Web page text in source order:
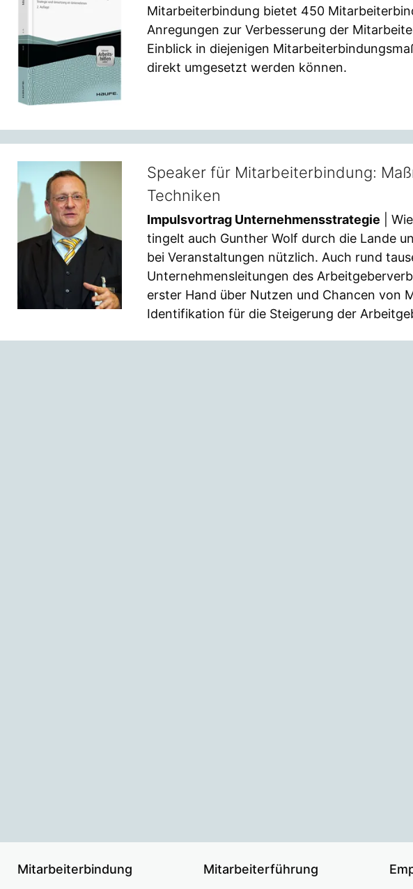
Mitarbeiterbindung bietet 450
Anregungen zur Verbesserung der
Einblick in diejenigen
direkt umgesetzt werden können.
Speaker für Mitarbeiterbindung:
Techniken
Impulsvortrag Unternehmensstrategie |
tingelt auch Gunther Wolf durch die Lande
bei Veranstaltungen nützlich. Auch rund
Unternehmensleitungen des
erster Hand über Nutzen und Chancen von
Identifikation für die Steigerung der
Mitarbeiterbindung Mitarbeiterführung